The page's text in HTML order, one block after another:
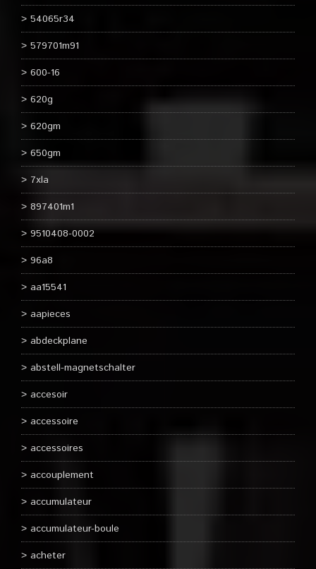
54065r34
579701m91
600-16
620g
620gm
650gm
7xla
897401m1
9510408-0002
96a8
aa15541
aapieces
abdeckplane
abstell-magnetschalter
accesoir
accessoire
accessoires
accouplement
accumulateur
accumulateur-boule
acheter